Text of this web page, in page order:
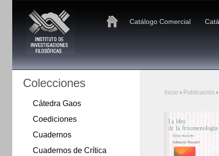
Catálogo Comercial
Inicio › Publicación ›
Colecciones
Cátedra Gaos
Coediciones
Cuadernos
Cuadernos de Crítica